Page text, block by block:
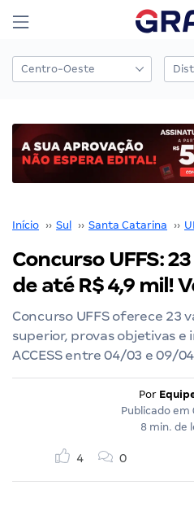
Início ›› Sul ›› Santa Catarina ››
Concurso UFFS:
de até R$ 4,9 mil!
Concurso UFFS oferece 23
superior, provas objetivas
ACCESS entre 04/03 e 09/
Por
Publicado em
8 min. de
4 0